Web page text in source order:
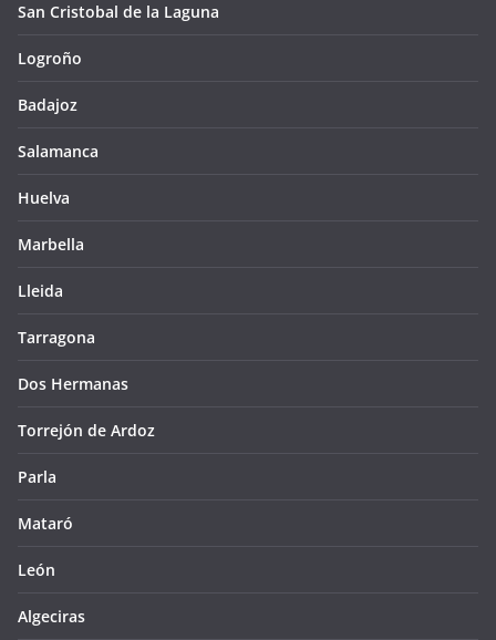
San Cristobal de la Laguna
Logroño
Badajoz
Salamanca
Huelva
Marbella
Lleida
Tarragona
Dos Hermanas
Torrejón de Ardoz
Parla
Mataró
León
Algeciras